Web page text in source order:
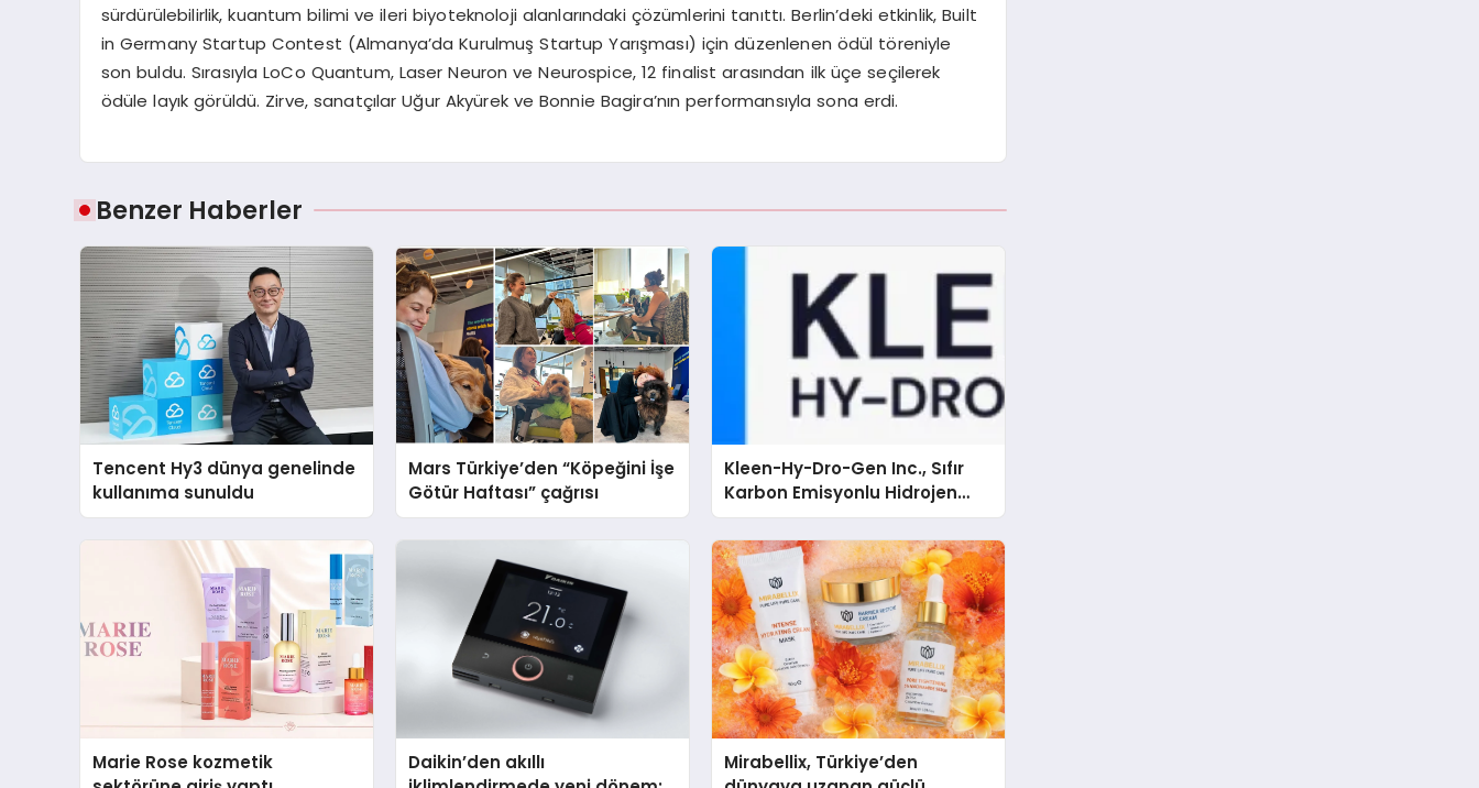
sürdürülebilirlik, kuantum bilimi ve ileri biyoteknoloji alanlarındaki çözümlerini tanıttı. Berlin’deki etkinlik, Built
in Germany Startup Contest (Almanya’da Kurulmuş Startup Yarışması) için düzenlenen ödül töreniyle
son buldu. Sırasıyla LoCo Quantum, Laser Neuron ve Neurospice, 12 finalist arasından ilk üçe seçilerek
ödüle layık görüldü. Zirve, sanatçılar Uğur Akyürek ve Bonnie Bagira’nın performansıyla sona erdi.
Benzer Haberler
Tencent Hy3 dünya genelinde
kullanıma sunuldu
Mars Türkiye’den “Köpeğini İşe
Götür Haftası” çağrısı
Kleen-Hy-Dro-Gen Inc., Sıfır
Karbon Emisyonlu Hidrojen
Isıtma Teknolojisinde ISO ve
TSSA Düzenleyici Onaylarını
Aldı
Marie Rose kozmetik
Daikin’den akıllı
Mirabellix, Türkiye’den